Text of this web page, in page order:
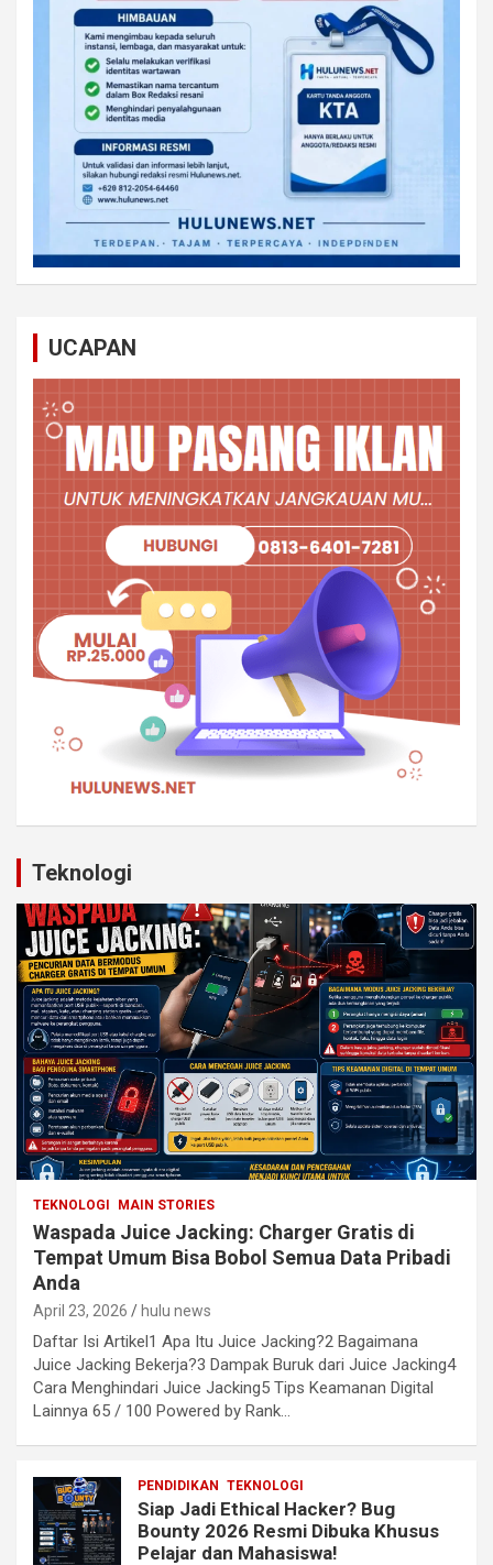
UCAPAN
Teknologi
TEKNOLOGI MAIN STORIES
Waspada Juice Jacking: Charger Gratis di
Tempat Umum Bisa Bobol Semua Data Pribadi
Anda
April 23, 2026 hulu news
Daftar Isi Artikel1 Apa Itu Juice Jacking?2 Bagaimana
Juice Jacking Bekerja?3 Dampak Buruk dari Juice Jacking4
Cara Menghindari Juice Jacking5 Tips Keamanan Digital
Lainnya 65 / 100 Powered by Rank…
PENDIDIKAN TEKNOLOGI
Siap Jadi Ethical Hacker? Bug
Bounty 2026 Resmi Dibuka Khusus
Pelajar dan Mahasiswa!